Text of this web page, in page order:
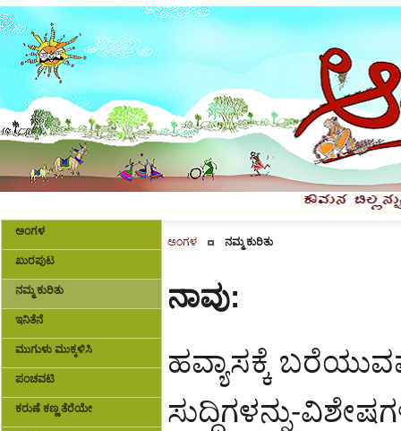
ಅಂಗಳ
ಖುರಪುಟ
ನಮ್ಮ ಕುರಿತು
ಇನಿತೆನೆ
ಮುಗುಳು ಮುಕ್ಕಳಿಸಿ
ಪಂಚವಟಿ
ಕರುಣೆ ಕಣ್ಣ ತೆರೆಯೇ
ಅಂಗಳ ನಮ್ಮ ಕುರಿತು
ನಾವು:
ಹವ್ಯಾಸಕ್ಕೆ
ಸುದ್ದಿಗಳನ್ನು-